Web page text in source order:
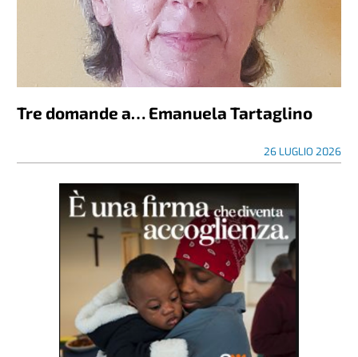
Tre domande a… Emanuela Tartaglino
26 LUGLIO 2026